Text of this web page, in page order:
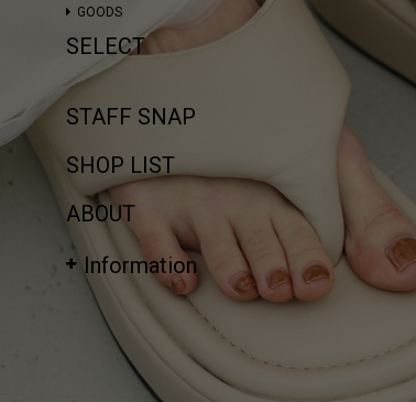
GOODS
SELECT
STAFF SNAP
SHOP LIST
ABOUT
Information